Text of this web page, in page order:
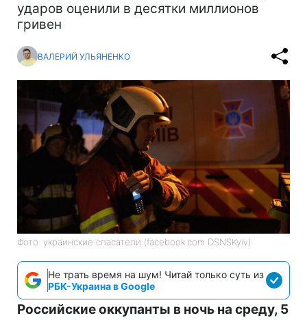
ударов оценили в десятки миллионов
гривен
ВАЛЕРИЙ УЛЬЯНЕНКО
Фото: украинские спасатели (facebook.com DSNSKyiv)
Не трать время на шум! Читай только суть из
РБК-Украина в Google
Российские оккупанты в ночь на среду, 5